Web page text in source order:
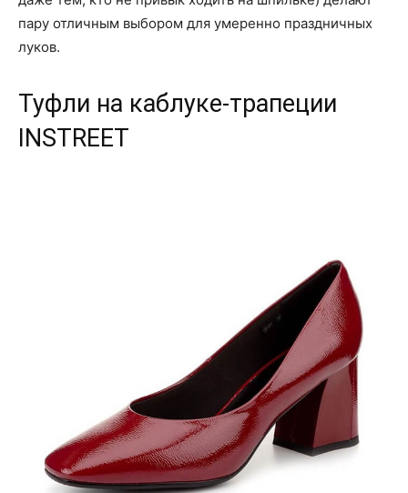
пару отличным выбором для умеренно праздничных
луков.
Туфли на каблуке-трапеции
INSTREET